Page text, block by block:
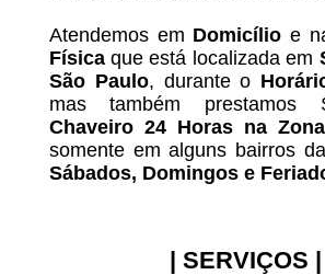
Atendemos em Domicílio e
Físicaque está localizada em
São Paulo, durante o
mas também prestamos
Chaveiro 24 Horas na
somente em alguns bairros da
Sábados, Domingos e
| SERVIÇOS |